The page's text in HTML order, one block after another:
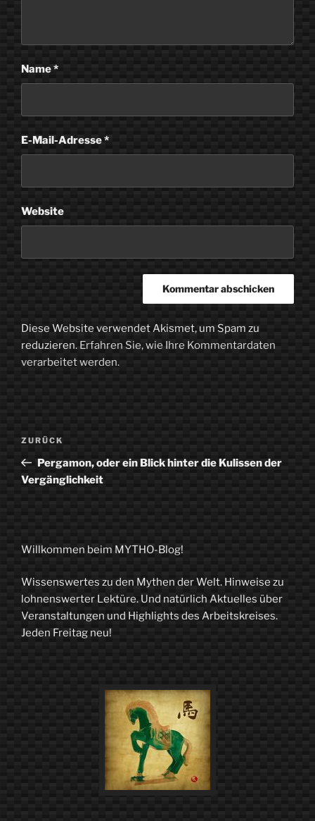
Name*
E-Mail-Adresse*
Website
Diese Website verwendet Akismet, um Spam zu
reduzieren. Erfahren Sie, wie Ihre Kommentardaten
verarbeitet werden.
Beitragsnavigation
Vorheriger
Beitrag
ZURÜCK
Pergamon, oder ein Blick hinter die Kulissen der
Vergänglichkeit
Willkommen beim MYTHO-Blog!
Wissenswertes zu den Mythen der Welt. Hinweise zu
lohnenswerter Lektüre. Und natürlich Aktuelles über
Veranstaltungen und Highlights des Arbeitskreises.
Jeden Freitag neu!